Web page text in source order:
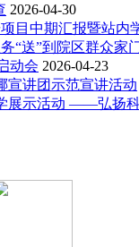
2026-04-30
目中期汇报暨站内
“送”到院区群众家
动会 2026-04-23
宣讲团示范宣讲活动
展示活动 ——弘扬